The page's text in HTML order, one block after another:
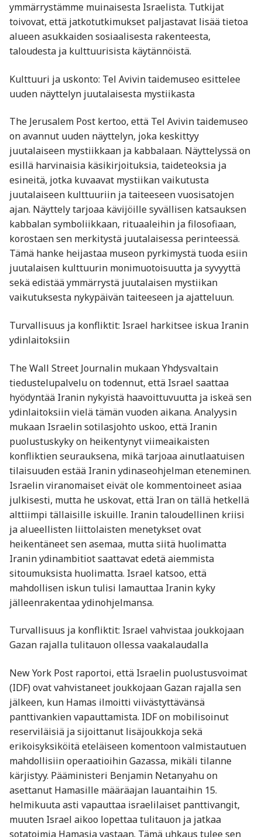
ymmärrystämme muinaisesta Israelista. Tutkijat
toivovat, että jatkotutkimukset paljastavat lisää tietoa
alueen asukkaiden sosiaalisesta rakenteesta,
taloudesta ja kulttuurisista käytännöistä.
Kulttuuri ja uskonto: Tel Avivin taidemuseo esittelee
uuden näyttelyn juutalaisesta mystiikasta
The Jerusalem Post kertoo, että Tel Avivin taidemuseo
on avannut uuden näyttelyn, joka keskittyy
juutalaiseen mystiikkaan ja kabbalaan. Näyttelyssä on
esillä harvinaisia käsikirjoituksia, taideteoksia ja
esineitä, jotka kuvaavat mystiikan vaikutusta
juutalaiseen kulttuuriin ja taiteeseen vuosisatojen
ajan. Näyttely tarjoaa kävijöille syvällisen katsauksen
kabbalan symboliikkaan, rituaaleihin ja filosofiaan,
korostaen sen merkitystä juutalaisessa perinteessä.
Tämä hanke heijastaa museon pyrkimystä tuoda esiin
juutalaisen kulttuurin monimuotoisuutta ja syvyyttä
sekä edistää ymmärrystä juutalaisen mystiikan
vaikutuksesta nykypäivän taiteeseen ja ajatteluun.
Turvallisuus ja konfliktit: Israel harkitsee iskua Iranin
ydinlaitoksiin
The Wall Street Journalin mukaan Yhdysvaltain
tiedustelupalvelu on todennut, että Israel saattaa
hyödyntää Iranin nykyistä haavoittuvuutta ja iskeä sen
ydinlaitoksiin vielä tämän vuoden aikana. Analyysin
mukaan Israelin sotilasjohto uskoo, että Iranin
puolustuskyky on heikentynyt viimeaikaisten
konfliktien seurauksena, mikä tarjoaa ainutlaatuisen
tilaisuuden estää Iranin ydinaseohjelman eteneminen.
Israelin viranomaiset eivät ole kommentoineet asiaa
julkisesti, mutta he uskovat, että Iran on tällä hetkellä
alttiimpi tällaisille iskuille. Iranin taloudellinen kriisi
ja alueellisten liittolaisten menetykset ovat
heikentäneet sen asemaa, mutta siitä huolimatta
Iranin ydinambitiot saattavat edetä aiemmista
sitoumuksista huolimatta. Israel katsoo, että
mahdollisen iskun tulisi lamauttaa Iranin kyky
jälleenrakentaa ydinohjelmansa.
Turvallisuus ja konfliktit: Israel vahvistaa joukkojaan
Gazan rajalla tulitauon ollessa vaakalaudalla
New York Post raportoi, että Israelin puolustusvoimat
(IDF) ovat vahvistaneet joukkojaan Gazan rajalla sen
jälkeen, kun Hamas ilmoitti viivästyttävänsä
panttivankien vapauttamista. IDF on mobilisoinut
reserviläisiä ja sijoittanut lisäjoukkoja sekä
erikoisyksiköitä eteläiseen komentoon valmistautuen
mahdollisiin operaatioihin Gazassa, mikäli tilanne
kärjistyy. Pääministeri Benjamin Netanyahu on
asettanut Hamasille määräajan lauantaihin 15.
helmikuuta asti vapauttaa israelilaiset panttivangit,
muuten Israel aikoo lopettaa tulitauon ja jatkaa
sotatoimia Hamasia vastaan. Tämä uhkaus tulee sen